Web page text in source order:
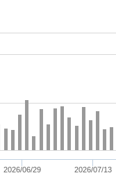
2026/06/29 2026/07/13